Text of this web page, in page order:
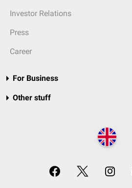
Investor Relations
Press
Career
For Business
Other stuff